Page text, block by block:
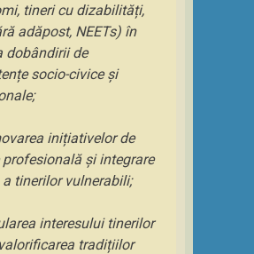
tineri cu dizabilități,
adăpost, NEETs) în
dobândirii de
socio-civice și
inițiativelor de
profesională și integrare
tinerilor vulnerabili;
interesului tinerilor
tradițiilor